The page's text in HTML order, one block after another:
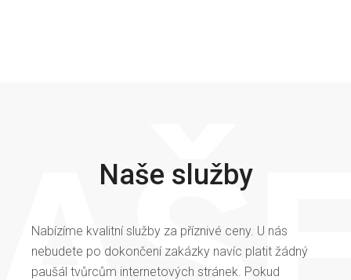
Naše služby
Nabízíme kvalitní služby za příznivé ceny. U nás
nebudete po dokončení zakázky navíc platit žádný
paušál tvůrcům internetových stránek. Pokud